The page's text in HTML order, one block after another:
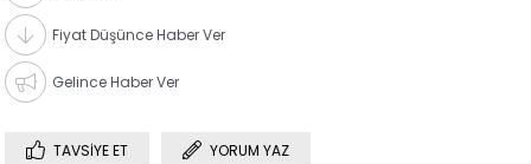
Fiyat Düşünce Haber Ver
Gelince Haber Ver
TAVSIYE ET YORUM YAZ